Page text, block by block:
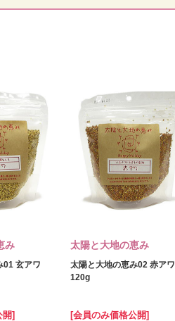
み
01 玄アワ
開]
太陽と大地の恵み
太陽と大地の恵み02 赤アワ
120g
[会員のみ価格公開]